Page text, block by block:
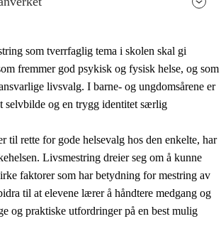
for læring, utvikling og danning
og utvikling
som tverrfaglig tema i skolen skal gi
fremmer god psykisk og fysisk helse, og som
livsvalg. I barne- og ungdomsårene er
selvbilde og en trygg identitet særlig
til rette for gode helsevalg hos den enkelte, har
Livsmestring dreier seg om å kunne
faktorer som har betydning for mestring av
til at elevene lærer å håndtere medgang og
og praktiske utfordringer på en best mulig